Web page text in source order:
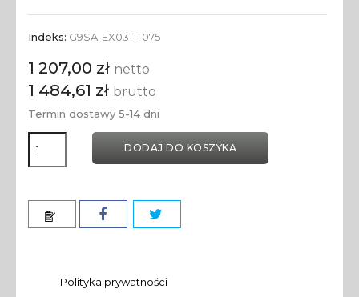
Indeks: G9SA-EX031-T075
1 207,00 zł netto
1 484,61 zł brutto
Termin dostawy 5-14 dni
DODAJ DO KOSZYKA
Polityka prywatności